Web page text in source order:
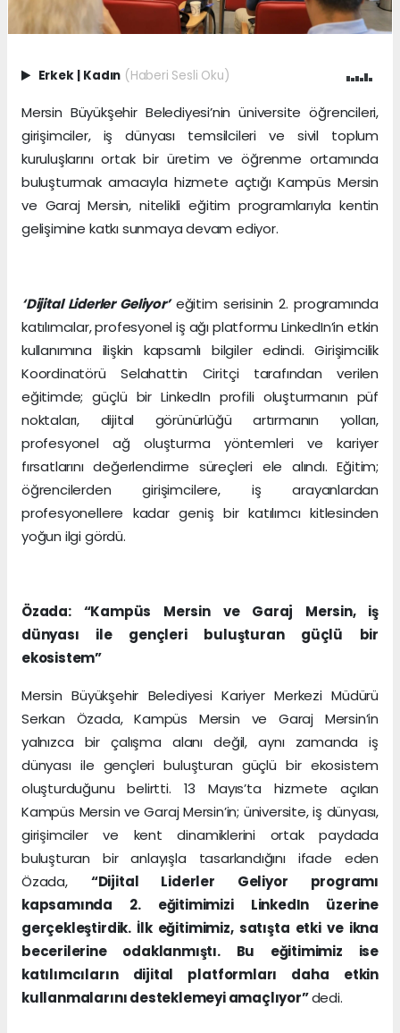
Erkek | Kadın (Haberi Sesli Oku)
Mersin Büyükşehir Belediyesi’nin üniversite öğrencileri,
girişimciler, iş dünyası temsilcileri ve sivil toplum
kuruluşlarını ortak bir üretim ve öğrenme ortamında
buluşturmak amacıyla hizmete açtığı Kampüs Mersin
ve Garaj Mersin, nitelikli eğitim programlarıyla kentin
gelişimine katkı sunmaya devam ediyor.
‘Dijital Liderler Geliyor’eğitim serisinin 2. programında
katılımcılar, profesyonel iş ağı platformu LinkedIn’in etkin
kullanımına ilişkin kapsamlı bilgiler edindi. Girişimcilik
Koordinatörü Selahattin Ciritçi tarafından verilen
eğitimde; güçlü bir LinkedIn profili oluşturmanın püf
noktaları, dijital görünürlüğü artırmanın yolları,
profesyonel ağ oluşturma yöntemleri ve kariyer
fırsatlarını değerlendirme süreçleri ele alındı. Eğitim;
öğrencilerden girişimcilere, iş arayanlardan
profesyonellere kadar geniş bir katılımcı kitlesinden
yoğun ilgi gördü.
Özada: “Kampüs Mersin ve Garaj Mersin, iş
dünyası ile gençleri buluşturan güçlü bir
ekosistem”
Mersin Büyükşehir Belediyesi Kariyer Merkezi Müdürü
Serkan Özada, Kampüs Mersin ve Garaj Mersin’in
yalnızca bir çalışma alanı değil, aynı zamanda iş
dünyası ile gençleri buluşturan güçlü bir ekosistem
oluşturduğunu belirtti. 13 Mayıs’ta hizmete açılan
Kampüs Mersin ve Garaj Mersin’in; üniversite, iş dünyası,
girişimciler ve kent dinamiklerini ortak paydada
buluşturan bir anlayışla tasarlandığını ifade eden
Özada, “Dijital Liderler Geliyor programı
kapsamında 2. eğitimimizi LinkedIn üzerine
gerçekleştirdik. İlk eğitimimiz, satışta etki ve ikna
becerilerine odaklanmıştı. Bu eğitimimiz ise
katılımcıların dijital platformları daha etkin
kullanmalarını desteklemeyi amaçlıyor”dedi.